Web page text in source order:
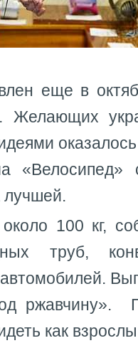
еще в
Желающих
«Велосипед»
лучшей.
100 кг,
труб,
ржавчину».
как